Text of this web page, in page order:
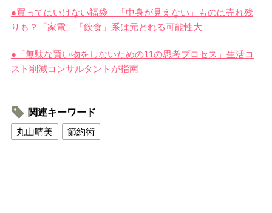
●買ってはいけない福袋｜「中身が見えない」ものは売れ残
りも？「家電」「飲食」系は元とれる可能性大
●「無駄な買い物をしないための11の思考プロセス」生活コ
スト削減コンサルタントが指南
関連キーワード
丸山晴美
節約術